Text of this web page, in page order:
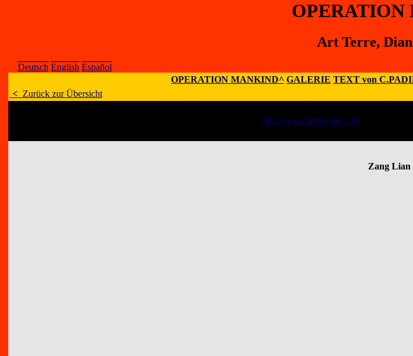
Art Terre,
Deutsch English Español
OPERATION MANKIND^ GALERIE TEXT von
<Zurück zur Übersicht
http://www.infochine.com
Zang Lian